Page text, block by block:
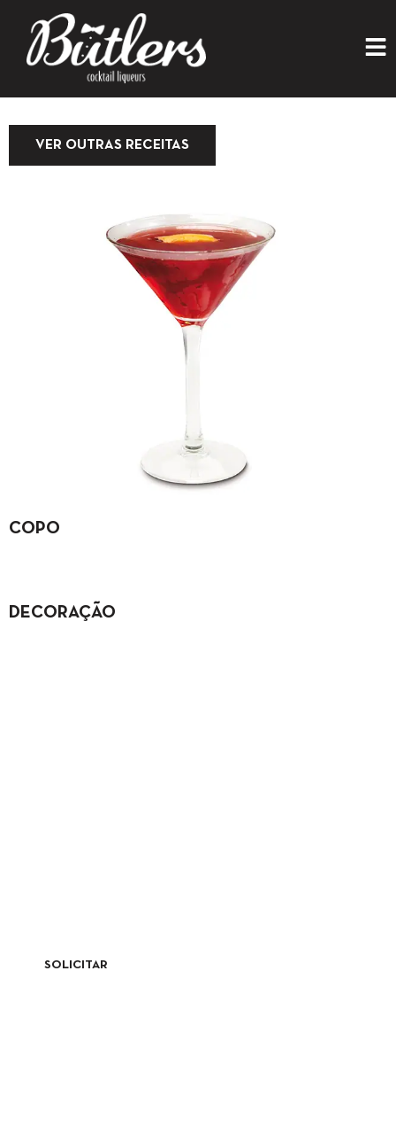
VER OUTRAS RECEITAS
COPO
DECORAÇÃO
SOLICITAR